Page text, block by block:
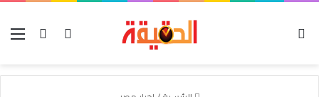
بحث عنتسجيل